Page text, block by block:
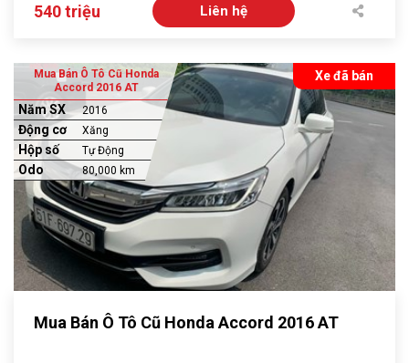
540 triệu Liên hệ
Xe đã bán
Mua Bán Ô Tô Cũ Honda
Accord 2016 AT
Năm SX 2016
Động cơ Xăng
Hộp số Tự Động
Odo 80,000 km
Mua Bán Ô Tô Cũ Honda Accord 2016 AT